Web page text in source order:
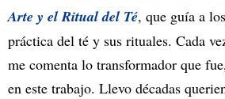
Arte y el Ritual del Té, que guía a
práctica del té y sus rituales. Cada
me comenta lo transformador que
en este trabajo. Llevo décadas